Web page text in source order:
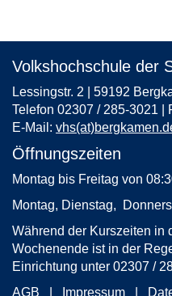
Volkshochschule der
Lessingstr. 2 | 59192
Telefon 02307 / 285-3021 |
E-Mail:
Öffnungszeiten
Montag bis Freitag von
Montag, Dienstag,
Während der Kurszeiten in
Wochenende ist in der
Einrichtung unter 02307 /
AGB
Impressum